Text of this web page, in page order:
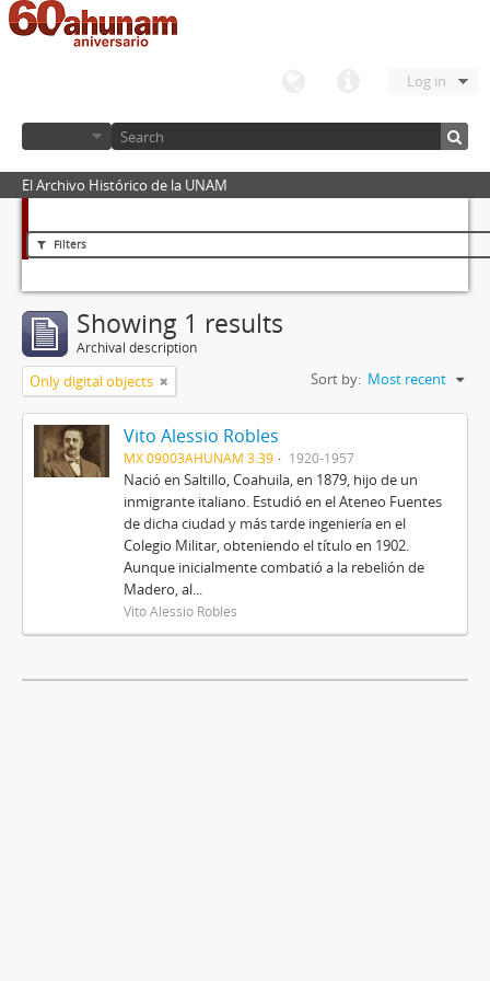
Log in
El Archivo Histórico de la UNAM
Filters
Showing 1 results
Archival description
Only digital objects Sort by: Most recent
Vito Alessio Robles
MX 09003AHUNAM 3.39 1920-1957
Nació en Saltillo, Coahuila, en 1879, hijo de un
inmigrante italiano. Estudió en el Ateneo Fuentes
de dicha ciudad y más tarde ingeniería en el
Colegio Militar, obteniendo el título en 1902.
Aunque inicialmente combatió a la rebelión de
Madero, al...
Vito Alessio Robles